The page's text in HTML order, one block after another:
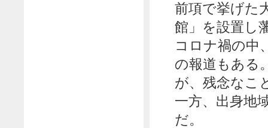
前項で挙げた
館」を設置し
コロナ禍の中
の報道もある
が、残念なこ
一方、出身地
だ。